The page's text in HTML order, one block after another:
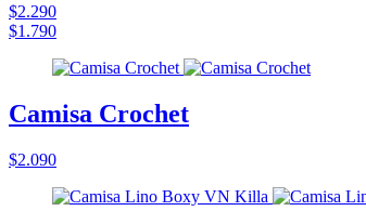
$2.290
$1.790
Camisa Crochet
$2.090